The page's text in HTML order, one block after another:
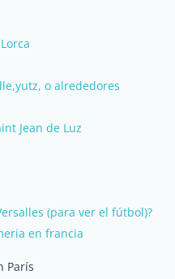
o alrededores
Jean de Luz
(para ver el fútbol)?
en francia
París